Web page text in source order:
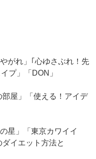
がれ」｢心ゆさぶれ！先
プ」「DON」
部屋」「使える！アイデ
星」「東京カワイイ
イエット方法と